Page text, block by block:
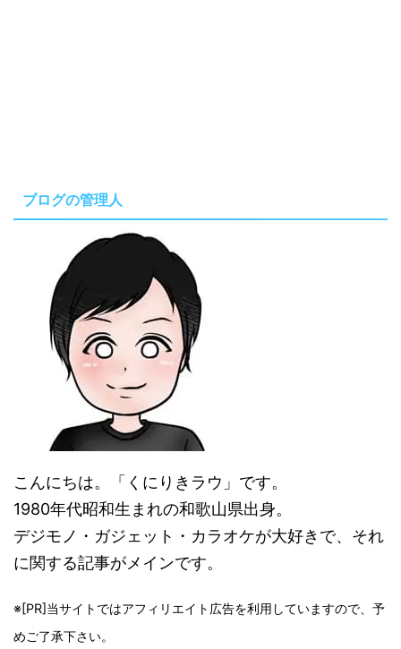
ブログの管理人
こんにちは。「くにりきラウ」です。
1980年代昭和生まれの和歌山県出身。
デジモノ・ガジェット・カラオケが大好きで、それ
に関する記事がメインです。
※[PR]当サイトではアフィリエイト広告を利用していますので、予
めご了承下さい。